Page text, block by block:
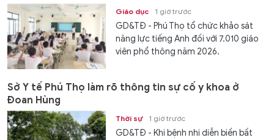
Giáo dục 1 giờ trước
GD&TĐ - Phú Thọ tổ chức khảo sát
năng lực tiếng Anh đối với 7.010 giáo
viên phổ thông năm 2026.
Sở Y tế Phú Thọ làm rõ thông tin sự cố y khoa ở
Đoan Hùng
Thời sự 1 giờ trước
GD&TĐ - Khi bệnh nhi diễn biến bất